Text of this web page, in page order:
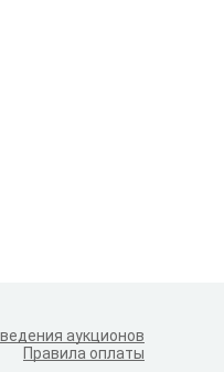
аукционов
Правила оплаты